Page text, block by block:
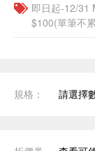
即日起-12/31
$100(單筆不
規格： 請選擇